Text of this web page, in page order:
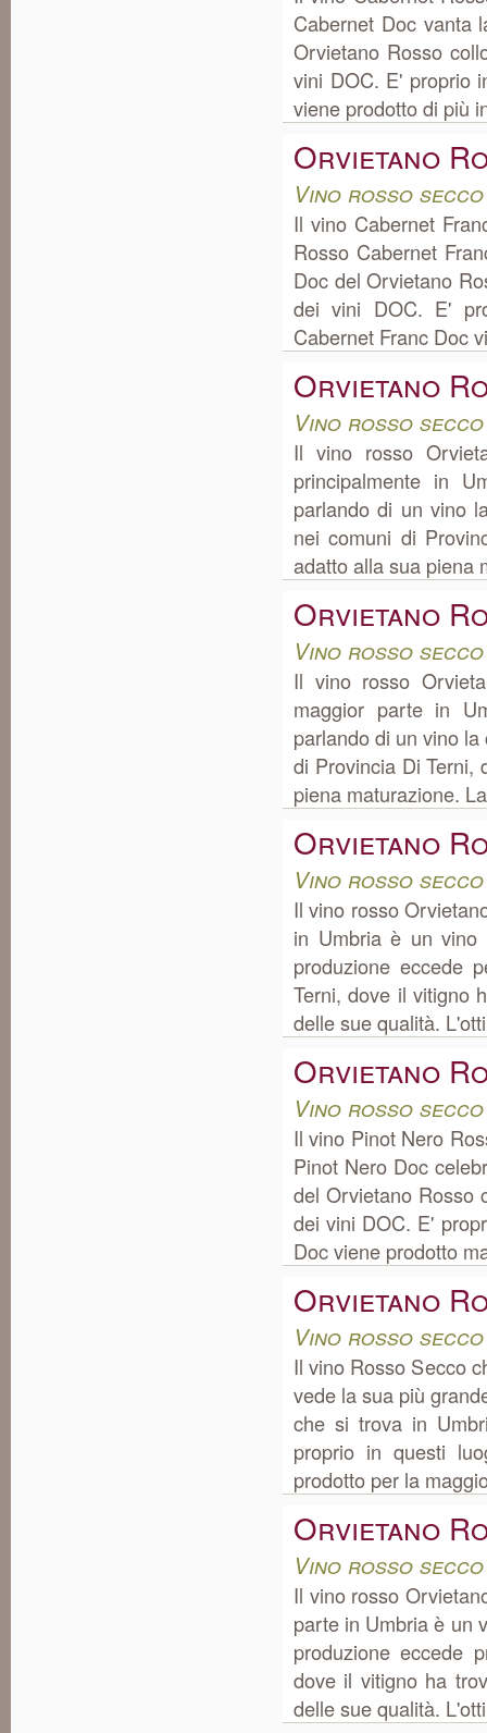
Cabernet Doc vanta
Orvietano Rosso
vini DOC. E' proprio
viene prodotto di più
Orvietano
Vino rosso
Il vino Cabernet
Rosso Cabernet
Doc del Orvietano
dei vini DOC. E'
Cabernet Franc Doc
Orvietano
Vino rosso
Il vino rosso
principalmente in
parlando di un vino
nei comuni di
adatto alla sua piena
Orvietano
Vino rosso
Il vino rosso
maggior parte in
parlando di un vino
di Provincia Di Terni,
piena maturazione.
Orvietano
Vino rosso
Il vino rosso
in Umbria è un
produzione eccede
Terni, dove il vitigno
delle sue qualità.
Orvietano
Vino rosso
Il vino Pinot Nero
Pinot Nero Doc
del Orvietano Rosso
dei vini DOC. E'
Doc viene prodotto
Orvietano
Vino rosso
Il vino Rosso Secco
vede la sua più
che si trova in
proprio in questi
prodotto per la
Orvietano
Vino rosso
Il vino rosso
parte in Umbria è un
produzione eccede
dove il vitigno ha
delle sue qualità.